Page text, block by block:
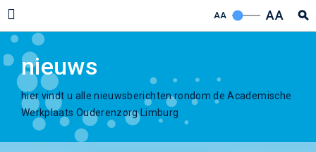
AA AA
nieuws
hier vindt u alle nieuwsberichten rondom de Academische
Werkplaats Ouderenzorg Limburg